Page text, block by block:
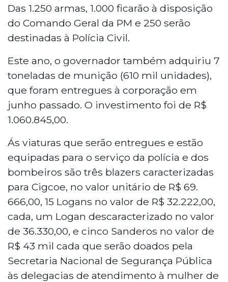
Das 1.250 armas, 1.000 ficarão à disposição
do Comando Geral da PM e 250 serão
destinadas à Polícia Civil.
Este ano, o governador também adquiriu 7
toneladas de munição (610 mil unidades),
que foram entregues à corporação em
junho passado. O investimento foi de R$
1.060.845,00.
Ás viaturas que serão entregues e estão
equipadas para o serviço da polícia e dos
bombeiros são três blazers caracterizadas
para Cigcoe, no valor unitário de R$ 69.
666,00, 15 Logans no valor de R$ 32.222,00,
cada, um Logan descaracterizado no valor
de 36.330,00, e cinco Sanderos no valor de
R$ 43 mil cada que serão doados pela
Secretaria Nacional de Segurança Pública
às delegacias de atendimento à mulher de